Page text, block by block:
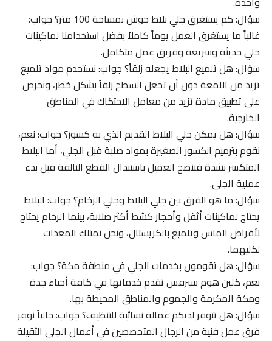
سؤال: كم يستغرق جلي بلاط حوش بمساحة 100 متر؟ جواب:
غالباً ما يستغرق العمل يوماً كاملاً بفضل استخدامنا لماكينات
جلي حديثة وسريعة وفريق عمل متكامل.
سؤال: هل تلميع البلاط يجعله زلقاً؟ جواب: نستخدم مواد تلميع
تزيد من اللمعة دون أن تجعل السطح زلقاً بشكل خطر، ونحرص
على تطبيق مادة تزيد من معامل الاحتكاك في المناطق
الخارجية.
سؤال: هل يمكن جلي البلاط القديم الذي به كسور؟ جواب: نعم،
نقوم بترميم الكسور الصغيرة بمواد صلبة قبل الجلي، أما البلاط
المتكسر بشدة فننصح العميل باستبدال القطع التالفة قبل بدء
عملية الجلي.
سؤال: ما هو الفرق بين جلي البلاط وجلي الرخام؟ جواب: البلاط
يحتاج لماكينات أثقل وأحجار كشط أكثر صلابة، بينما الرخام يحتاج
لأقراص الماس وتلميع بالكريستال، ونحن نمتلك المعدات
لكليهما.
سؤال: هل تقومون بخدمات الجلي في منطقة مكة؟ جواب:
نعم، كلين هوم سيرفس تقدم خدماتها في كافة أحياء جدة
ومكة المكرمة والجموم والمناطق المحيطة بها.
سؤال: هل تتوفر لديكم عمالة نسائية للتنظيف؟ جواب: حالياً نوفر
فرق عمل فنية من الرجال المتخصصين في أعمال الجلي الثقيلة